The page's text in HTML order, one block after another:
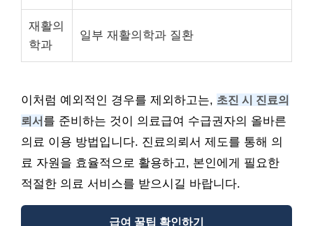
재활의
학과
일부 재활의학과 질환
이처럼 예외적인 경우를 제외하고는, 초진 시 진료의
뢰서를 준비하는 것이 의료급여 수급권자의 올바른
의료 이용 방법입니다. 진료의뢰서 제도를 통해 의
료 자원을 효율적으로 활용하고, 본인에게 필요한
적절한 의료 서비스를 받으시길 바랍니다.
급여 꿀팁 확인하기